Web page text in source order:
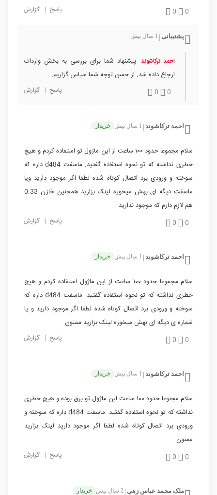
0
0 پاسخ | گزارش
پشتیبانی 1 سال پیش
احمد ترکاشوند پیشنهاد شما برای بررسی به بخش واردات
ارجاع داده شد. از حسن توجه شما سپاس گزاریم.
0
0 پاسخ | گزارش
احمد ترکاشوند 1 سال پیش خریدار
سلام مجموعا حدود ۱۰۰ ساعت از این ماژول تو استفاده کردم و هیچ
خطری نداشته که تو نحوه استفاده گفتید. ماسفت d484 داره که
سوخته و ورودی برد اتصال کوتاه شده لطفا اگر موجود دارید ویا
ماسفت دیگه ای بهش میخوره لینک بزارید همچنین خازن 0.33
هم لازم دارم که موجود ندارید
0
0 پاسخ | گزارش
احمد ترکاشوند 1 سال پیش خریدار
سلام مجموعا حدود ۱۰۰ ساعت از این ماژول استفاده کردم و هیچ
خطری نداشته که تو نحوه استفاده گفتید. ماسفت d484 داره که
سوخته و ورودی برد اتصال کوتاه شده لطفا اگر موجود دارید و یا
شماره ی دیگه ای بهش میخوره لینک بزارید ممنون
0
0 پاسخ | گزارش
احمد ترکاشوند 1 سال پیش خریدار
سلام مجنوعا حدود ۱۰۰ ساعت این ماژول تو برق بوده و هیچ خطری
نداشته که تو نحوه استفاده گفتید. ماسفت d484 داره که سوخته و
ورودی برد اتصال کوتاه شده لطفا اگر موجود دارید لینک بزارید
ممنون
0
0 پاسخ | گزارش
ملک محمد عباس زهی 2 سال پیش خریدار